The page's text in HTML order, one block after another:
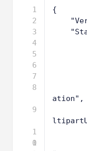
1
2
3
4
5
6
7
8
9
1
0
1
{
ation",